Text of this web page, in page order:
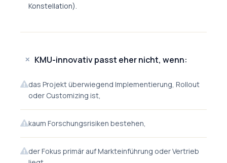
Konstellation).
✕ KMU-innovativ passt eher nicht, wenn:
das Projekt überwiegend Implementierung, Rollout
oder Customizing ist,
kaum Forschungsrisiken bestehen,
der Fokus primär auf Markteinführung oder Vertrieb